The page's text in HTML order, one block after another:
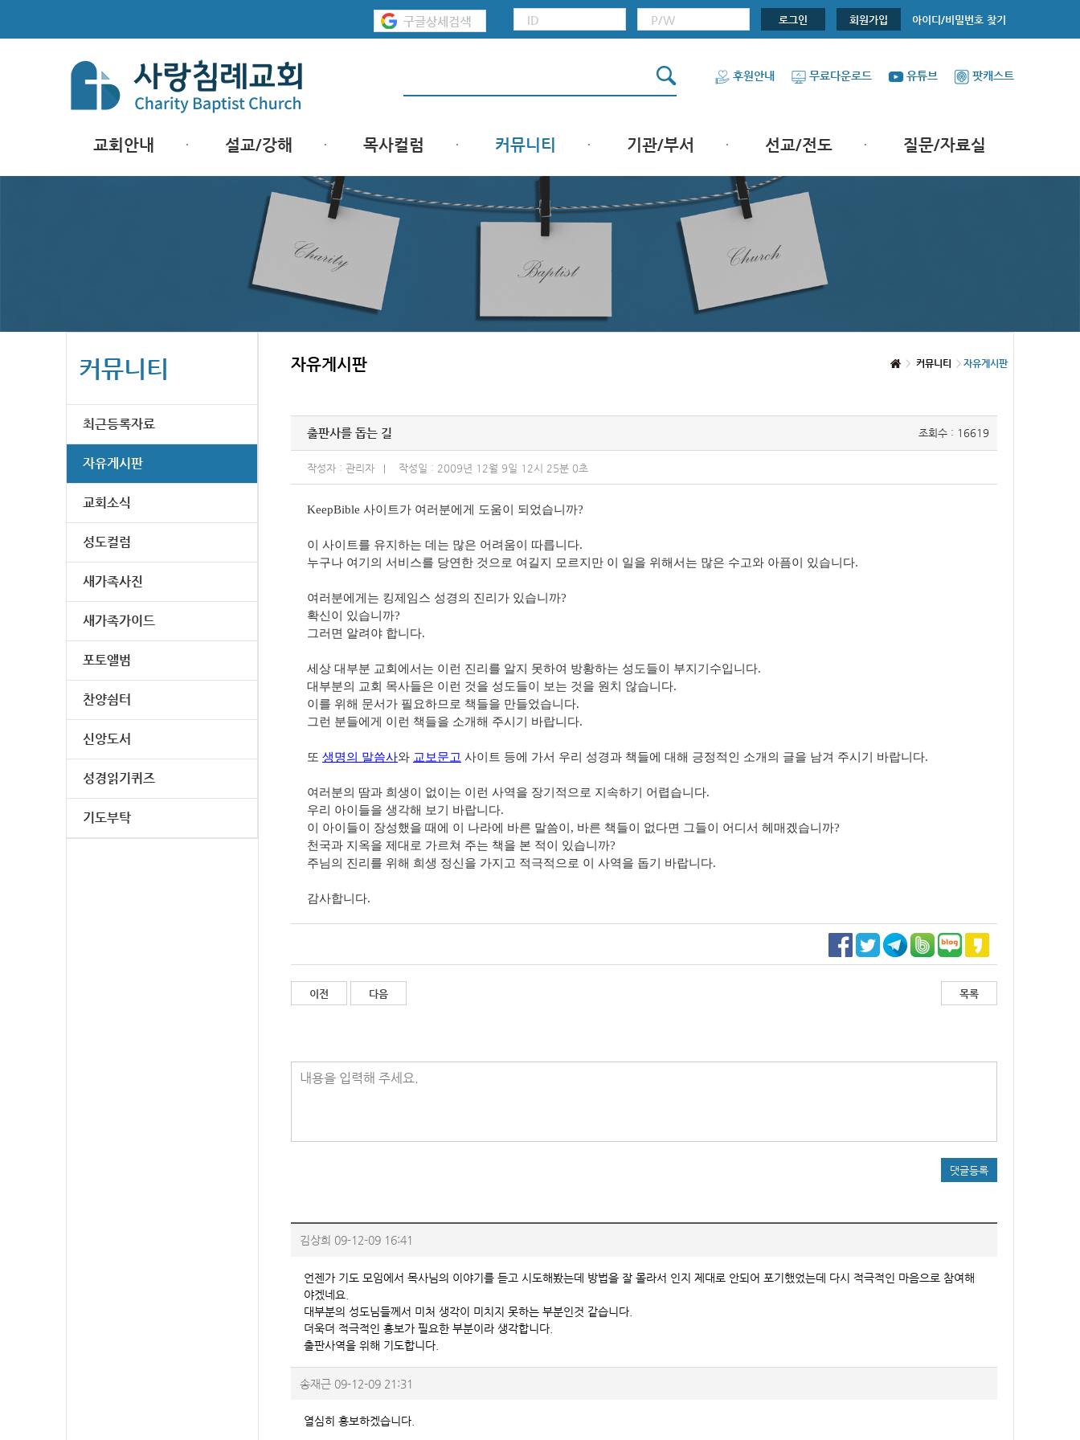
로그인 회원가입 아이디/비밀번호 찾기
후원안내 무료다운로드 유튜브 팟캐스트
교회안내 설교/강해 목사컬럼 커뮤니티 기관/부서 선교/전도 질문/자료실
커뮤니티
최근등록자료
자유게시판
교회소식
성도컬럼
새가족사진
새가족가이드
포토앨범
찬양쉼터
신앙도서
성경읽기퀴즈
기도부탁
자유게시판 커뮤니티 자유게시판
출판사를 돕는 길 조회수 : 16619
작성자 : 관리자 작성일 : 2009년 12월 9일 12시 25분 0초
KeepBible 사이트가 여러분에게 도움이 되었습니까?
이 사이트를 유지하는 데는 많은 어려움이 따릅니다.
누구나 여기의 서비스를 당연한 것으로 여길지 모르지만 이 일을 위해서는 많은 수고와 아픔이 있습니다.
여러분에게는 킹제임스 성경의 진리가 있습니까?
확신이 있습니까?
그러면 알려야 합니다.
세상 대부분 교회에서는 이런 진리를 알지 못하여 방황하는 성도들이 부지기수입니다.
대부분의 교회 목사들은 이런 것을 성도들이 보는 것을 원치 않습니다.
이를 위해 문서가 필요하므로 책들을 만들었습니다.
그런 분들에게 이런 책들을 소개해 주시기 바랍니다.
또 생명의 말씀사와 교보문고 사이트 등에 가서 우리 성경과 책들에 대해 긍정적인 소개의 글을 남겨 주시기 바랍니다.
여러분의 땀과 희생이 없이는 이런 사역을 장기적으로 지속하기 어렵습니다.
우리 아이들을 생각해 보기 바랍니다.
이 아이들이 장성했을 때에 이 나라에 바른 말씀이, 바른 책들이 없다면 그들이 어디서 헤매겠습니까?
천국과 지옥을 제대로 가르쳐 주는 책을 본 적이 있습니까?
주님의 진리를 위해 희생 정신을 가지고 적극적으로 이 사역을 돕기 바랍니다.
감사합니다.
이전 다음 목록
내용을 입력해 주세요.
댓글등록
김상희 09-12-09 16:41
언젠가 기도 모임에서 목사님의 이야기를 듣고 시도해봤는데 방법을 잘 몰라서 인지 제대로 안되어 포기했었는데 다시 적극적인 마음으로 참여해
야겠네요.
대부분의 성도님들께서 미처 생각이 미치지 못하는 부분인것 같습니다.
더욱더 적극적인 홍보가 필요한 부분이라 생각합니다.
출판사역을 위해 기도합니다.
송재근 09-12-09 21:31
열심히 홍보하겠습니다.